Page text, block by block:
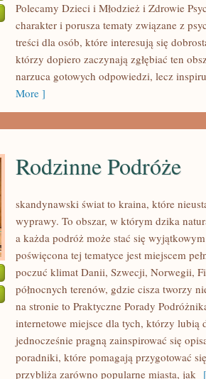
Polecamy Dzieci i Młodzież i Zdrowie
charakter i porusza tematy związane z
treści dla osób, które interesują się
którzy dopiero zaczynają zgłębiać ten
narzuca gotowych odpowiedzi, lecz
More ]
Rodzinne Podróże
skandynawski świat to kraina, które
wyprawy. To obszar, w którym dzika
a każda podróż może stać się
poświęcona tej tematyce jest miejscem
poczuć klimat Danii, Szwecji, Norwegii,
północnych terenów, gdzie cisza tworzy
na stronie to Praktyczne Porady
internetowe miejsce dla tych, którzy lubią
jednocześnie pragną zainspirować się
poradniki, które pomagają przygotować
przybliża zarówno popularne miasta, jak